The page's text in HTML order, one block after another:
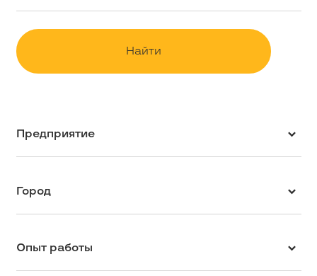
Контакты
Найти
Предприятие
Город
Опыт работы